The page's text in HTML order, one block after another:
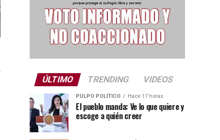
ÚLTIMO TRENDING VIDEOS
PULPO POLÍTICO Hace 17 horas
El pueblo manda: Ve lo que quiere y
escoge a quién creer